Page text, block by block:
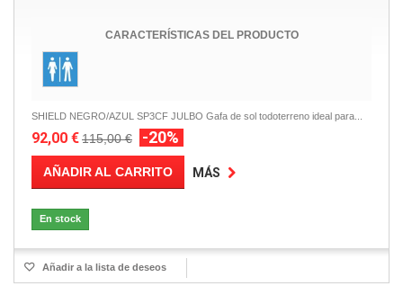
CARACTERÍSTICAS DEL PRODUCTO
SHIELD NEGRO/AZUL SP3CF JULBO Gafa de sol todoterreno ideal para...
92,00 €115,00 € -20%
AÑADIR AL CARRITO MÁS
En stock
Añadir a la lista de deseos